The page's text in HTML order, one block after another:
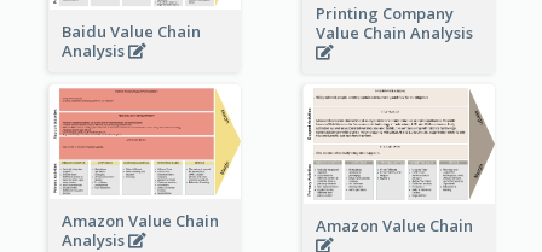
Printing Company
Value Chain Analysis
Baidu Value Chain
Analysis
Amazon Value Chain
Analysis
Amazon Value Chain